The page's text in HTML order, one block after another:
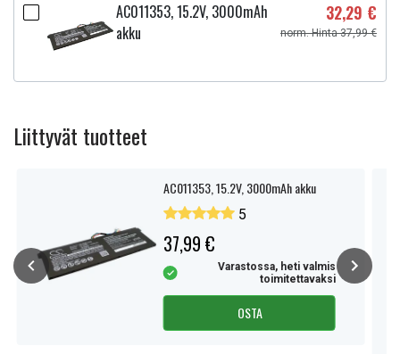
AC011353, 15.2V, 3000mAh
akku
32,29 €
norm. Hinta 37,99 €
Liittyvät tuotteet
AC011353, 15.2V, 3000mAh akku
5
37,99 €
Varastossa, heti valmis
toimitettavaksi
OSTA